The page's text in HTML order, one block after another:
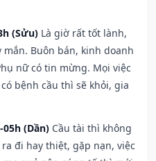
(Sửu) Là giờ rất tốt lành,
Buôn bán, kinh doanh
nữ có tin mừng. Mọi việc
bệnh cầu thì sẽ khỏi, gia
(Dần) Cầu tài thì không
đi hay thiệt, gặp nạn, việc